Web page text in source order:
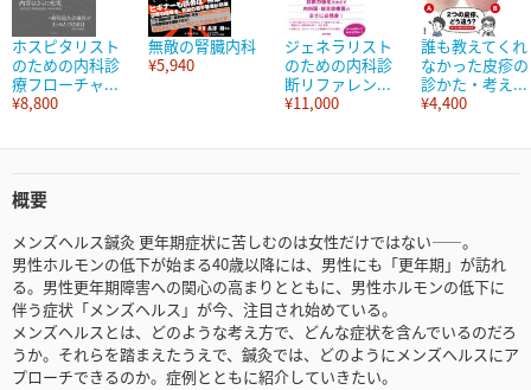
ホスピタリスト
のための内科診
療フローチャ...
¥8,800
無敵の腎臓内科
¥5,940
ジェネラリスト
のための内科診
断リファレン...
¥11,000
誰も教えてくれ
なかった皮疹の
診かた・考え...
¥4,400
概要
メンズヘルス鍼灸 更年期症状に苦しむのは女性だけではない――。
男性ホルモンの低下が始まる40歳以降には、男性にも「更年期」が訪れ
る。男性更年期障害への関心の高まりとともに、男性ホルモンの低下に
伴う症状「メンズヘルス」が今、注目され始めている。
メンズヘルスとは、どのような考え方で、どんな症状を含んでいるのだろ
うか。それらを踏まえたうえで、鍼灸では、どのようにメンズヘルスにア
プローチできるのか。症例とともに紹介していきたい。